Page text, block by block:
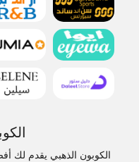
الكوبون الذهبي يقدم لك